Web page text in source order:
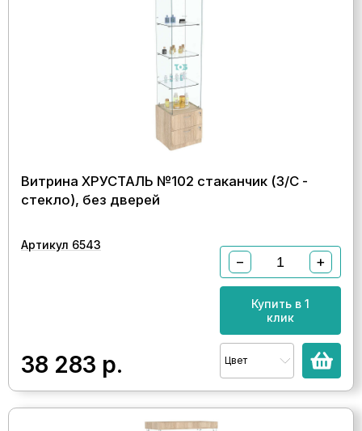
Витрина ХРУСТАЛЬ №102 стаканчик (З/C -
стекло), без дверей
Артикул 6543
38 283 р.
− +
Купить в 1
клик
Цвет